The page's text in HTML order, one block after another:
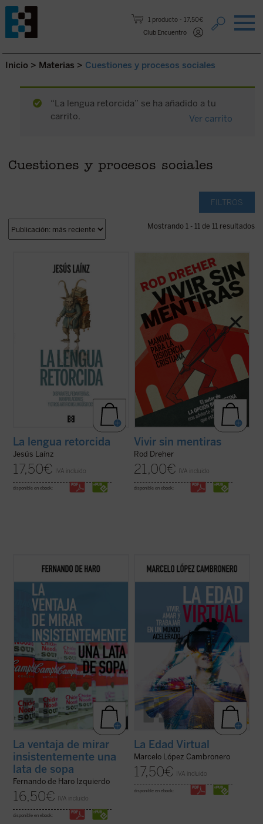
1 producto
17,50€
Club Encuentro
Saltar al contenido.
Inicio > Materias > Cuestiones y procesos sociales
“La lengua retorcida” se ha añadido a tu
carrito.
Ver carrito
Cuestiones y procesos sociales
FILTROS
Mostrando 1 - 11 de 11 resultados
ocurrencias en el uso cotidiano de la lengua
historia, manipulaciones de los incansables
separatistas, ridiculeces de políticos y
otros pedantes... Y lo más grave: ...
La lengua retorcida
Jesús Laínz
17,50€ IVA incluido
disponible en ebook:
El periodista y escritor Rod Dreher, autor
La opción benedictina, hace
en este libro de altavoz a Solzhenitsyn y
otros muchos disidentes de Europa del
Este que nos alertan del peligro no tan
lejano de que Estados Unidos y el ...
(ver
Vivir sin mentiras
Rod Dreher
21,00€ IVA incluido
disponible en ebook:
De Haro aborda temas que han ido
acompañándole durante su actividad
recientes, el cristianismo, la democracia y
la cultura, siempre en el tono de quien se
reconoce humilde ante el conocimiento, ...
(ver ficha)
La ventaja de mirar
insistentemente una
lata de sopa
Fernando de Haro Izquierdo
16,50€ IVA incluido
disponible en ebook:
Este libro intenta mostrar que la confusión
reinante no está causada por este cambio
sucedería al revés: una radical
transformación de nuestra mirada sobre la
realidad habría provocado el inicio de ... (ver
La Edad Virtual
Marcelo López Cambronero
17,50€ IVA incluido
disponible en ebook: